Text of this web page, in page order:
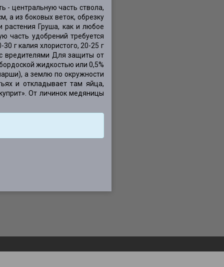
- центральную часть ствола,
а из боковых веток, обрезку
растения Груша, как и любое
часть удобрений требуется
г калия хлористого, 20-25 г
вредителями Для защиты от
жидкостью или 0,5%
а землю по окружности
и откладывает там яйца,
От личинок медяницы